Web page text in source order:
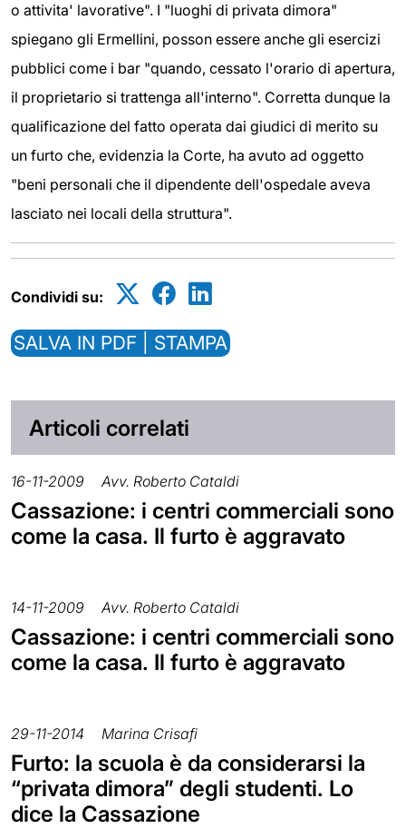
o attivita' lavorative". I "luoghi di privata dimora"
spiegano gli Ermellini, posson essere anche gli esercizi
pubblici come i bar "quando, cessato l'orario di apertura,
il proprietario si trattenga all'interno". Corretta dunque la
qualificazione del fatto operata dai giudici di merito su
un furto che, evidenzia la Corte, ha avuto ad oggetto
"beni personali che il dipendente dell'ospedale aveva
lasciato nei locali della struttura".
Condividi su:
SALVA IN PDF | STAMPA
Articoli correlati
16-11-2009 Avv. Roberto Cataldi
Cassazione: i centri commerciali sono
come la casa. Il furto è aggravato
14-11-2009 Avv. Roberto Cataldi
Cassazione: i centri commerciali sono
come la casa. Il furto è aggravato
29-11-2014 Marina Crisafi
Furto: la scuola è da considerarsi la
“privata dimora” degli studenti. Lo
dice la Cassazione